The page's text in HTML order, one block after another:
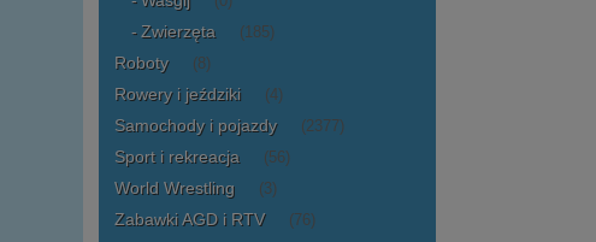
Zwierzęta (185)
Roboty (8)
Rowery i jeździki (4)
Samochody i pojazdy (2377)
Sport i rekreacja (56)
World Wrestling (3)
Zabawki AGD i RTV (76)